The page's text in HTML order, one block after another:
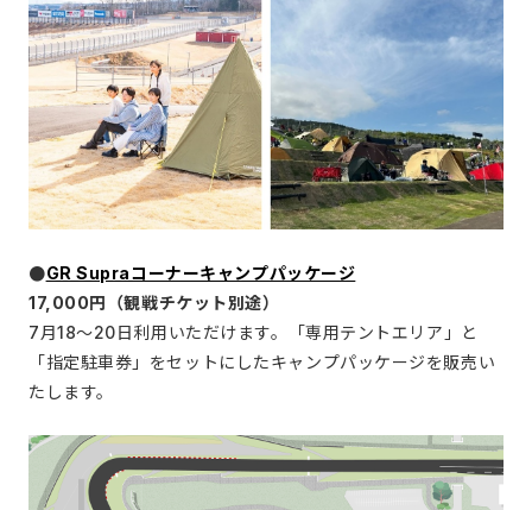
●GR Supraコーナーキャンプパッケージ
17,000円（観戦チケット別途）
7月18～20日利用いただけます。「専用テントエリア」と
「指定駐車券」をセットにしたキャンプパッケージを販売い
たします。